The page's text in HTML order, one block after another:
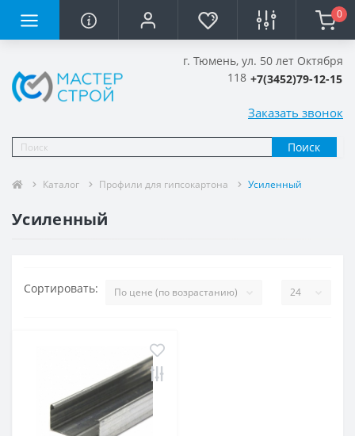
0
Поиск
г. Тюмень, ул. 50 лет Октября
118 +7(3452)79-12-15
Заказать звонок
Каталог Профили для гипсокартона Усиленный
Усиленный
Сортировать: